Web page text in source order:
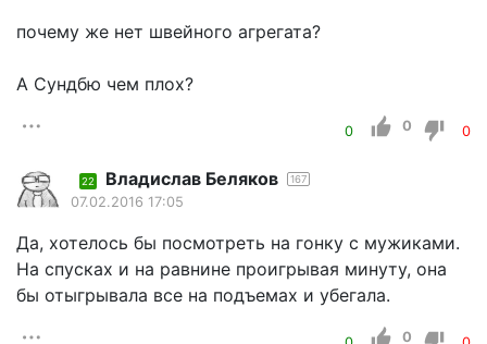
почему же нет швейного агрегата?
А Сундбю чем плох?
0 0 0
22 Владислав Беляков 167
07.02.2016 17:05
Да, хотелось бы посмотреть на гонку с мужиками.
На спусках и на равнине проигрывая минуту, она
бы отыгрывала все на подъемах и убегала.
0